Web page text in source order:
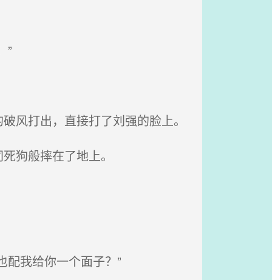
”
风打出，直接打了刘强的脸上。
狗般摔在了地上。
我给你一个面子？”